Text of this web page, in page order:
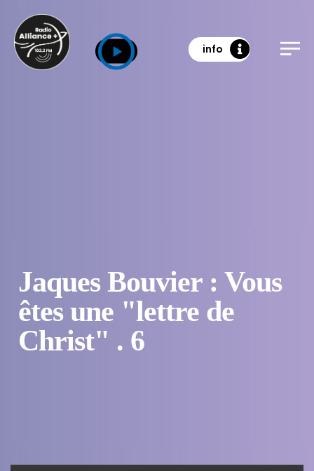
info
Jaques Bouvier : Vous
êtes une "lettre de
Christ" . 6